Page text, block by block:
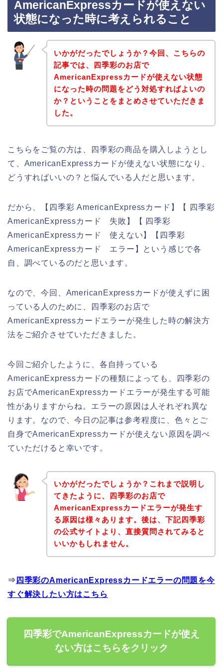
AmericanExpressカードが使えない
状態になった時に考えられること
いかがだったでしょうか？今回、こちらの
記事では、四季彩のお店で
AmericanExpressカードが使えない状態
になった時の問題をどう対処すればよいの
か？ということをまとめさせていただきま
した。
こちらをご覧の方は、四季彩の商品を購入しようとし
て、AmericanExpressカードが使えない状態になり、
どうすればいいの？と悩んでいる人だと思います。
だから、【四季彩 AmericanExpressカード】【 四季彩
AmericanExpressカード 失敗】【 四季彩
AmericanExpressカード 使えない】【四季彩
AmericanExpressカード エラー】という感じで各
自、調べているのだと思います。
なので、今回、AmericanExpressカードが使えずに困
っている人のために、四季彩のお店で
AmericanExpressカードエラーが発生した時の解決方
法をご紹介させていただきました。
今回ご紹介したように、各自持っている
AmericanExpressカードの種類によっても、四季彩の
お店でAmericanExpressカードエラーが発生する可能
性がありますからね。エラーの原因は人それぞれ異な
ります。なので、今日の記事は参考程度に、色々とご
自身でAmericanExpressカードが使えない原因を調べ
ていただけると幸いです。
いかがだったでしょうか？これまで説明し
てきたように、四季彩のお店で
AmericanExpressカードエラーが発生す
る原因は様々あります。後は、下記四季彩
の公式サイトより、直接質問されてみると
いいかもしれません。
⇒ 四季彩のAmericanExpressカードエラーの問題を今
すぐ解決したい方はこちら
四季彩でAmericanExpressカードが使え
ない方はこちらをクリック